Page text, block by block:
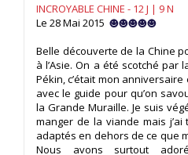
INCROYABLE CHINE - 12 J | 9 N
Le 28 Mai 2015
Belle découverte de la Chine
à l’Asie. On a été scotché par
Pékin, c’était mon
avec le guide pour qu’on
la Grande Muraille. Je suis
manger de la viande mais
adaptés en dehors de ce que
Nous avons surtout